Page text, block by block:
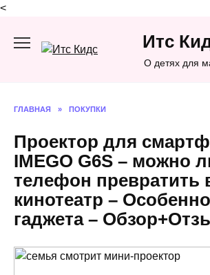
<
содержанию
Итс
О детях для
ГЛАВНАЯ » ПОКУПКИ
Проектор для
IMEGO G6S – можно
телефон превратить
кинотеатр –
гаджета –